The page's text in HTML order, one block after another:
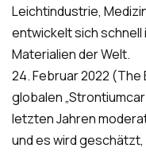
Leichtindustrie,
entwickelt sich
Materialien der Welt.
24. Februar 2022 (The
globalen
letzten Jahren
und es wird geschätzt,